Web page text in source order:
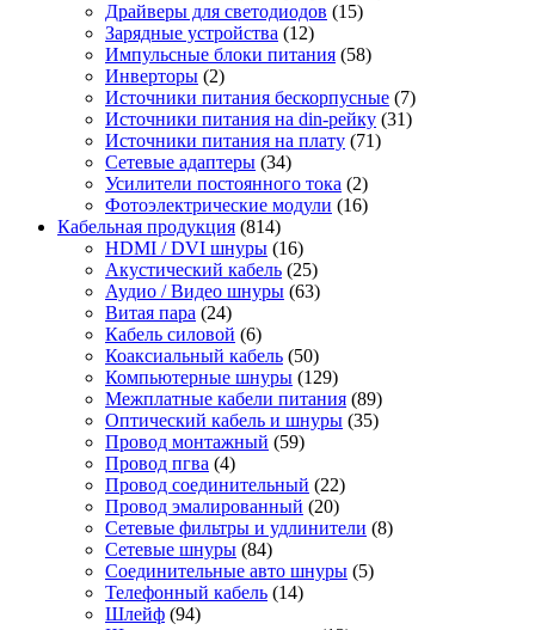
Драйверы для светодиодов (15)
Зарядные устройства (12)
Импульсные блоки питания (58)
Инверторы (2)
Источники питания бескорпусные (7)
Источники питания на din-рейку (31)
Источники питания на плату (71)
Сетевые адаптеры (34)
Усилители постоянного тока (2)
Фотоэлектрические модули (16)
Кабельная продукция (814)
HDMI / DVI шнуры (16)
Акустический кабель (25)
Аудио / Видео шнуры (63)
Витая пара (24)
Кабель силовой (6)
Коаксиальный кабель (50)
Компьютерные шнуры (129)
Межплатные кабели питания (89)
Оптический кабель и шнуры (35)
Провод монтажный (59)
Провод пгва (4)
Провод соединительный (22)
Провод эмалированный (20)
Сетевые фильтры и удлинители (8)
Сетевые шнуры (84)
Соединительные авто шнуры (5)
Телефонный кабель (14)
Шлейф (94)